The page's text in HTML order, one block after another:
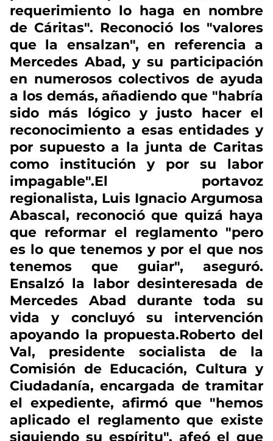
requerimiento lo haga en nombre
de Cáritas". Reconoció los "valores
que la ensalzan", en referencia a
Mercedes Abad, y su participación
en numerosos colectivos de ayuda
a los demás, añadiendo que "habría
sido más lógico y justo hacer el
reconocimiento a esas entidades y
por supuesto a la junta de Caritas
como institución y por su labor
impagable".El portavoz
regionalista, Luis Ignacio Argumosa
Abascal, reconoció que quizá haya
que reformar el reglamento "pero
es lo que tenemos y por el que nos
tenemos que guiar", aseguró.
Ensalzó la labor desinteresada de
Mercedes Abad durante toda su
vida y concluyó su intervención
apoyando la propuesta.Roberto del
Val, presidente socialista de la
Comisión de Educación, Cultura y
Ciudadanía, encargada de tramitar
el expediente, afirmó que "hemos
aplicado el reglamento que existe
siguiendo su espíritu", afeó el que